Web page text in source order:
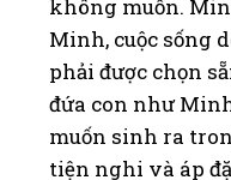
không muốn.
Minh, cuộc sống
phải được chọn
đứa con như
muốn sinh ra
tiện nghi và áp